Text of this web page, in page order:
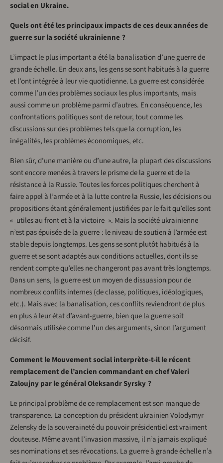
social en Ukraine.
Quels ont été les principaux impacts de ces deux années de
guerre sur la société ukrainienne ?
L’impact le plus important a été la banalisation d’une guerre de
grande échelle. En deux ans, les gens se sont habitués à la guerre
et l’ont intégrée à leur vie quotidienne. La guerre est considérée
comme l’un des problèmes sociaux les plus importants, mais
aussi comme un problème parmi d’autres. En conséquence, les
confrontations politiques sont de retour, tout comme les
discussions sur des problèmes tels que la corruption, les
inégalités, les problèmes économiques, etc.
Bien sûr, d’une manière ou d’une autre, la plupart des discussions
sont encore menées à travers le prisme de la guerre et de la
résistance à la Russie. Toutes les forces politiques cherchent à
faire appel à l’armée et à la lutte contre la Russie, les décisions ou
propositions étant généralement justifiées par le fait qu’elles sont
« utiles au front et à la victoire ». Mais la société ukrainienne
n’est pas épuisée de la guerre : le niveau de soutien à l’armée est
stable depuis longtemps. Les gens se sont plutôt habitués à la
guerre et se sont adaptés aux conditions actuelles, dont ils se
rendent compte qu’elles ne changeront pas avant très longtemps.
Dans un sens, la guerre est un moyen de dissuasion pour de
nombreux conflits internes (de classe, politiques, idéologiques,
etc.). Mais avec la banalisation, ces conflits reviendront de plus
en plus à leur état d’avant-guerre, bien que la guerre soit
désormais utilisée comme l’un des arguments, sinon l’argument
décisif.
Comment le Mouvement social interprète-t-il le récent
remplacement de l’ancien commandant en chef Valeri
Zaloujny par le général Oleksandr Syrsky ?
Le principal problème de ce remplacement est son manque de
transparence. La conception du président ukrainien Volodymyr
Zelensky de la souveraineté du pouvoir présidentiel est vraiment
douteuse. Même avant l’invasion massive, il n’a jamais expliqué
ses nominations et ses révocations. La guerre à grande échelle n’a